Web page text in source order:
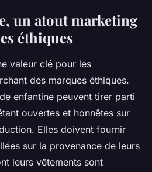
un atout marketing
éthiques
valeur clé pour les
des marques éthiques.
enfantine peuvent tirer parti
ouvertes et honnêtes sur
Elles doivent fournir
sur la provenance de leurs
leurs vêtements sont